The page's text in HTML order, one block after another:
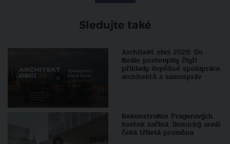
Sledujte také
Architekt obci 2026: Do
finále postoupily čtyři
příklady úspěšné spolupráce
architektů a samospráv
Rekonstrukce Pragerových
kostek začíná. Ikonický areál
čeká tříletá proměna